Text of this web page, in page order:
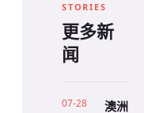
STORIES
更多新
闻
07-28
澳洲